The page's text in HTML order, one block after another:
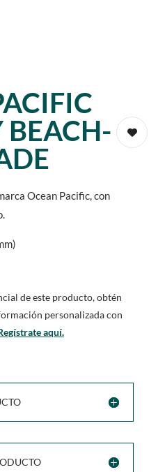
BEACH-
Ocean Pacific, con
de este producto, obtén
personalizada con
aquí.